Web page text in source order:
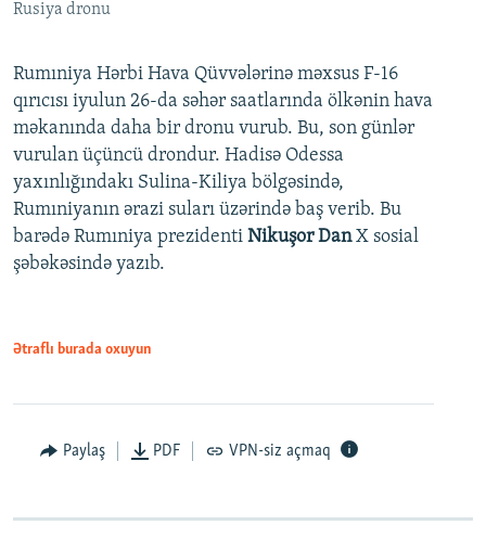
Rusiya dronu
Rumıniya Hərbi Hava Qüvvələrinə məxsus F-16
qırıcısı iyulun 26-da səhər saatlarında ölkənin hava
məkanında daha bir dronu vurub. Bu, son günlər
vurulan üçüncü drondur. Hadisə Odessa
yaxınlığındakı Sulina-Kiliya bölgəsində,
Rumıniyanın ərazi suları üzərində baş verib. Bu
barədə Rumıniya prezidenti Nikuşor DanX sosial
şəbəkəsində yazıb.
Ətraflı burada oxuyun
Paylaş PDF VPN-siz açmaq